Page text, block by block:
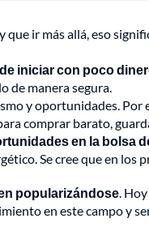
que ir más allá, eso
iniciar con poco
de manera segura.
y oportunidades. Por
comprar barato,
en la bolsa
Se cree que en
popularizándose.
en este campo y